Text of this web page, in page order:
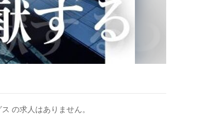
の求人はありません。